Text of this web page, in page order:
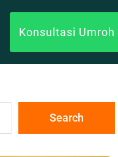
Konsultasi Umroh
Search